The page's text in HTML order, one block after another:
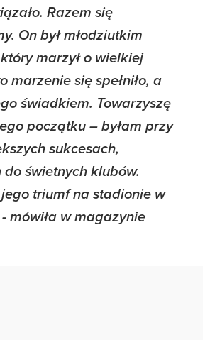
Razem się
On był młodziutkim
marzył o wielkiej
marzenie się spełniło, a
świadkiem. Towarzyszę
początku – byłam przy
sukcesach,
świetnych klubów.
triumf na stadionie w
mówiła w magazynie